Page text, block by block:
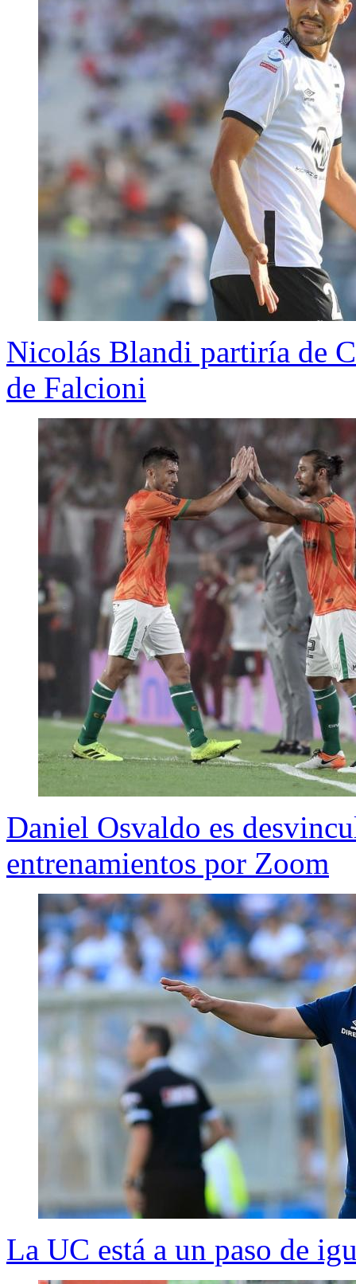
Nicolás Blandi partiría de
de Falcioni
Daniel Osvaldo es
entrenamientos por Zoom
La UC está a un paso de